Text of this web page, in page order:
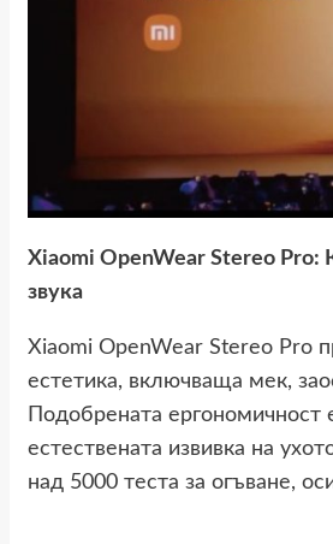
Xiaomi OpenWear Stereo Pro:
звука
Xiaomi OpenWear Stereo Pro
естетика, включваща мек,
Подобрената ергономичност
естествената извивка на
над 5000 теста за огъване,